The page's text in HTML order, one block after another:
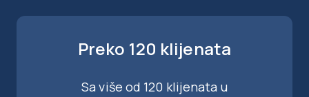
Preko 120 klijenata
Sa više od 120 klijenata u